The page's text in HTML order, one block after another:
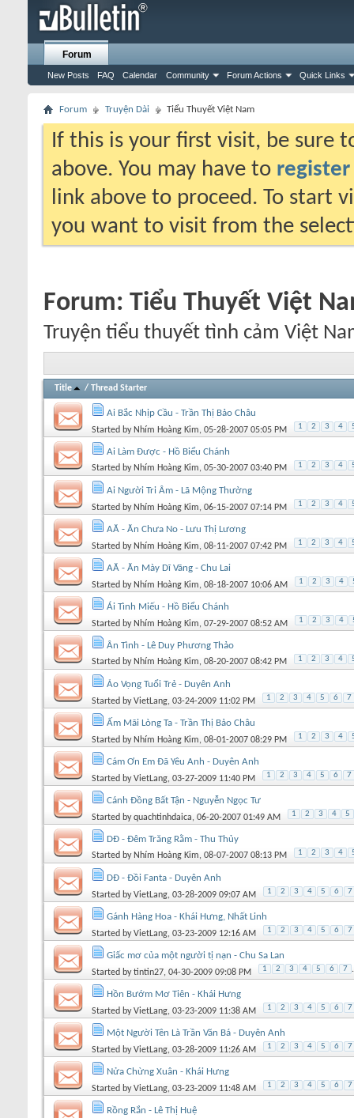
Forum
New Posts FAQ Calendar Community Forum Actions Quick Links
Forum Truyện Dài Tiểu Thuyết Việt Nam
If this is your first visit, be sure
above. You may have to register
link above to proceed. To start
you want to visit from the
Forum: Tiểu Thuyết Việt
Truyện tiểu thuyết tình cảm Việt
Title / Thread Starter
Ai Bắc Nhịp Cầu - Trần Thị Bảo Châu
Started by Nhím Hoàng Kim, 05-28-2007 05:05 PM 1 2 3 4
Ai Làm Được - Hồ Biểu Chánh
Started by Nhím Hoàng Kim, 05-30-2007 03:40 PM 1 2 3 4
Ai Người Tri Âm - Lã Mộng Thường
Started by Nhím Hoàng Kim, 06-15-2007 07:14 PM 1 2 3 4
AĂ - Ăn Chưa No - Lưu Thị Lương
Started by Nhím Hoàng Kim, 08-11-2007 07:42 PM 1 2 3 4
AĂ - Ăn Mày Dĩ Vãng - Chu Lai
Started by Nhím Hoàng Kim, 08-18-2007 10:06 AM 1 2 3 4
Ái Tình Miếu - Hồ Biểu Chánh
Started by Nhím Hoàng Kim, 07-29-2007 08:52 AM 1 2 3 4
Ân Tình - Lê Duy Phương Thảo
Started by Nhím Hoàng Kim, 08-20-2007 08:42 PM 1 2 3 4
Ảo Vọng Tuổi Trẻ - Duyên Anh
Started byVietLang, 03-24-2009 11:02 PM 1 2 3 4 5 6 7
Ấm Mãi Lòng Ta - Trần Thị Bảo Châu
Started by Nhím Hoàng Kim, 08-01-2007 08:29 PM 1 2 3 4
Cám Ơn Em Đã Yêu Anh - Duyên Anh
Started byVietLang, 03-27-2009 11:40 PM 1 2 3 4 5 6 7
Cánh Đồng Bất Tận - Nguyễn Ngọc Tư
Started byquachtinhdaica, 06-20-2007 01:49 AM 1 2 3 4 5
DĐ - Đêm Trăng Rằm - Thu Thủy
Started by Nhím Hoàng Kim, 08-07-2007 08:13 PM 1 2 3 4
DĐ - Đồi Fanta - Duyên Anh
Started byVietLang, 03-28-2009 09:07 AM 1 2 3 4 5 6 7
Gánh Hàng Hoa - Khái Hưng, Nhất Linh
Started byVietLang, 03-23-2009 12:16 AM 1 2 3 4 5 6 7
Giấc mơ của một người tị nạn - Chu Sa Lan
Started bytintin27, 04-30-2009 09:08 PM 1 2 3 4 5 6 7
Hồn Bướm Mơ Tiên - Khái Hưng
Started byVietLang, 03-23-2009 11:38 AM 1 2 3 4 5 6 7
Một Người Tên Là Trần Văn Bá - Duyên Anh
Started byVietLang, 03-28-2009 11:26 AM 1 2 3 4 5 6 7
Nửa Chừng Xuân - Khái Hưng
Started byVietLang, 03-23-2009 11:48 AM 1 2 3 4 5 6 7
Rồng Rắn - Lê Thị Huệ